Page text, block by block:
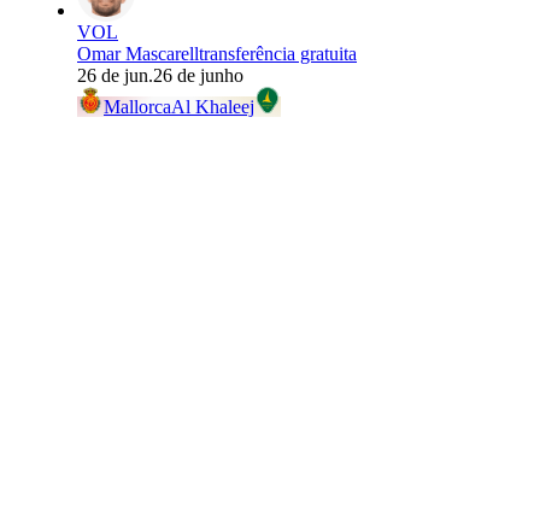
VOL
Omar Mascarelltransferência gratuita
26 de jun.26 de junho
MallorcaAl Khaleej